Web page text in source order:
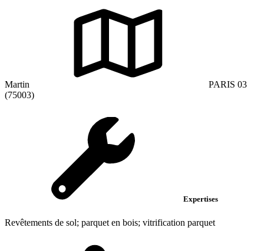
Martin
PARIS 03
(75003)
Expertises
Revêtements de sol; parquet en bois; vitrification parquet